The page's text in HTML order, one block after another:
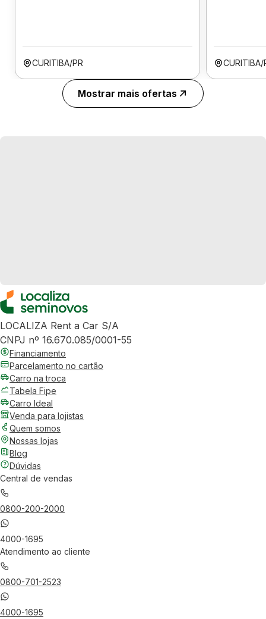
CURITIBA/PR CURITIBA/
Mostrar mais ofertas
LOCALIZA Rent a Car S/A
CNPJ nº 16.670.085/0001-55
Financiamento
Parcelamento no cartão
Carro na troca
Tabela Fipe
Carro Ideal
Venda para lojistas
Quem somos
Nossas lojas
Blog
Dúvidas
Central de vendas
0800-200-2000
4000-1695
Atendimento ao cliente
0800-701-2523
4000-1695